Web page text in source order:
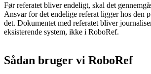
Før referatet bliver endeligt, skal det
Ansvar for det endelige referat ligger hos den
det. Dokumentet med referatet bliver
eksisterende system, ikke i RoboRef.
Sådan bruger vi RoboRef